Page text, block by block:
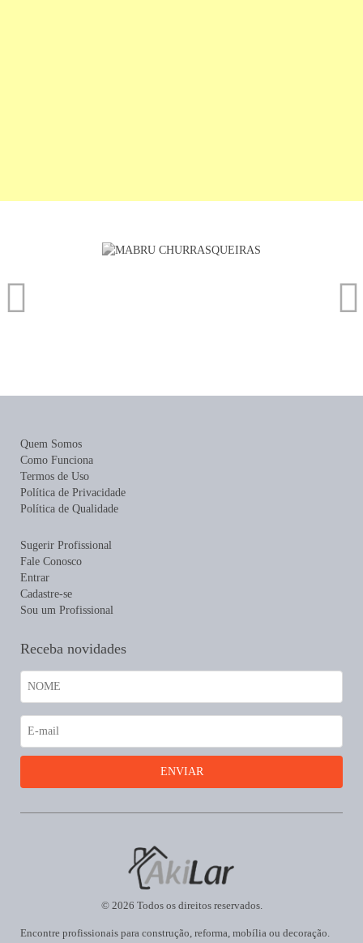
Quem Somos
Como Funciona
Termos de Uso
Política de Privacidade
Política de Qualidade
Sugerir Profissional
Fale Conosco
Entrar
Cadastre-se
Sou um Profissional
Receba novidades
Encontre profissionais para construção, reforma, mobília ou decoração.
© 2026 Todos os direitos reservados.